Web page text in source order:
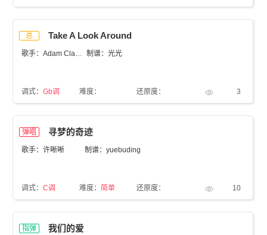
总 Take A Look Around
歌手：Adam Clayton 制谱：光光
调式：Gb调 难度： 还原度： 3
弹唱 寻梦的奇迹
歌手：许晰晰 制谱：yuebuding
调式：C调 难度： 简单 还原度： 10
指弹 我们的爱